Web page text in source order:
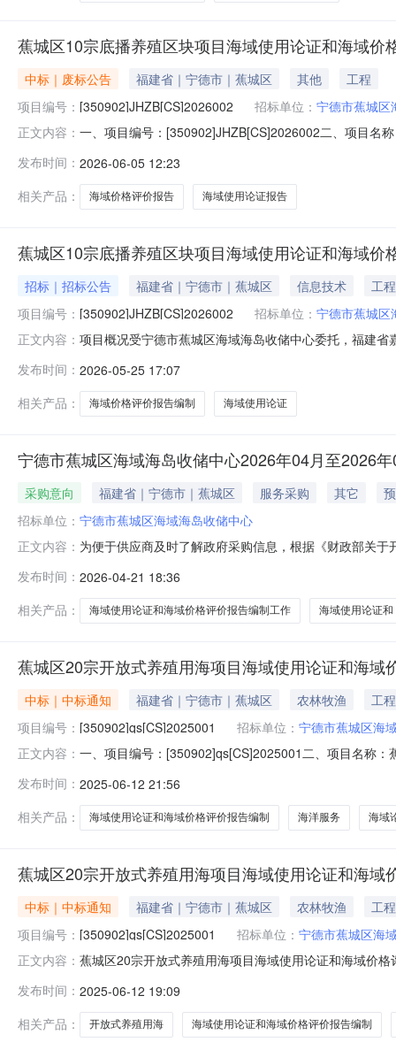
蕉城区10宗底播养殖区块项目海域使用论证和海域价
中标｜废标公告 福建省｜宁德市｜蕉城区 其他
工程
项目编号： [350902]JHZB[CS]2026002 招标单位： 宁德市蕉城区
正文内容： 一、项目编号：[350902]JHZB[CS]2026002二、项目名
养殖区块项目海域使用论证和海域价格评价报告编制工
费标准：/代
发布时间： 2026-06-05 12:23
相关产品：
海域价格评价报告 海域使用论证报告
蕉城区10宗底播养殖区块项目海域使用论证和海域价
招标｜招标公告 福建省｜宁德市｜蕉城区 信息技术
工程
项目编号： [350902]JHZB[CS]2026002 招标单位： 宁德市蕉城区
正文内容： 项目概况受宁德市蕉城区海域海岛收储中心委托，福建
(zfcg.czt.fujian.gov.cn)免费申请账号在福建省政府采购
发布时间： 2026-05-25 17:07
相关产品：
海域价格评价报告编制 海域使用论证
宁德市蕉城区海域海岛收储中心2026年04月至2026
采购意向 福建省｜宁德市｜蕉城区 服务采购 其它
招标单位： 宁德市蕉城区海域海岛收储中心
正文内容： 为便于供应商及时了解政府采购信息，根据《财政部关
容：蕉城区10宗底播养殖区块项目海域使用论证和海域
论证、海域价格评估报告的编制工作，
发布时间： 2026-04-21 18:36
相关产品：
海域使用论证和海域价格评价报告编制工作 海域使用论证和
蕉城区20宗开放式养殖用海项目海域使用论证和海域
中标｜中标通知 福建省｜宁德市｜蕉城区 农林牧渔
工程
项目编号： [350902]qs[CS]2025001 招标单位： 宁德市蕉城区海
正文内容： 一、项目编号：[350902]qs[CS]2025001二、项目名称
务类（福州中海图科技有限公司）品目号品目编号及品
发布时间： 2025-06-12 21:56
相关产品：
海域使用论证和海域价格评价报告编制 海洋服务 海域
蕉城区20宗开放式养殖用海项目海域使用论证和海
中标｜中标通知 福建省｜宁德市｜蕉城区 农林牧渔
工程
项目编号： [350902]qs[CS]2025001 招标单位： 宁德市蕉城区海
正文内容： 蕉城区20宗开放式养殖用海项目海域使用论证和海域价
要标的信息采购包1(蕉城区20宗开放式养殖用海项目海
发布时间： 2025-06-12 19:09
相关产品：
开放式养殖用海 海域使用论证和海域价格评价报告编制